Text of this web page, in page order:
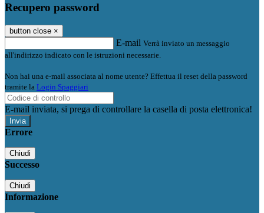
Recupero password
button close ×
E-mail Verrà inviato un messaggio
all'indirizzo indicato con le istruzioni necessarie.
Non hai una e-mail associata al nome utente? Effettua il reset della password
tramite la Login Spaggiari
E-mail inviata, si prega di controllare la casella di posta elettronica!
Errore
Chiudi
Successo
Chiudi
Informazione